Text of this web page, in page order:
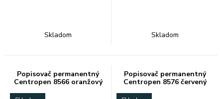
Skladom Skladom
Popisovač permanentný
Centropen 8566 oranžový
Popisovač permanentný
Centropen 8576 červený